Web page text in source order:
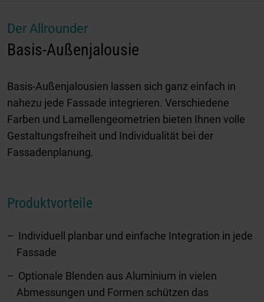
Der Allrounder
Basis-Außenjalousie
Basis-Außenjalousien lassen sich ganz einfach in
nahezu jede Fassade integrieren. Verschiedene
Farben und Lamellengeometrien bieten Ihnen volle
Gestaltungsfreiheit und Individualität bei der
Fassadenplanung.
Produktvorteile
Individuell planbar und einfache Integration in jede
Fassade
Optionale Blenden aus Aluminium in vielen
Abmessungen und Formen schützen das